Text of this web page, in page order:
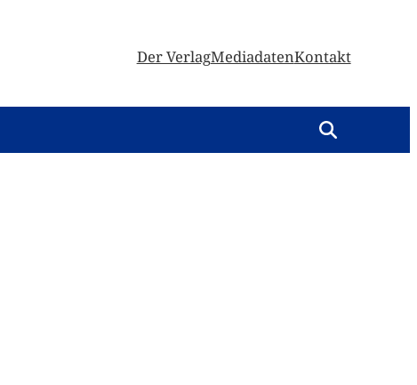
Der VerlagMediadatenKontakt